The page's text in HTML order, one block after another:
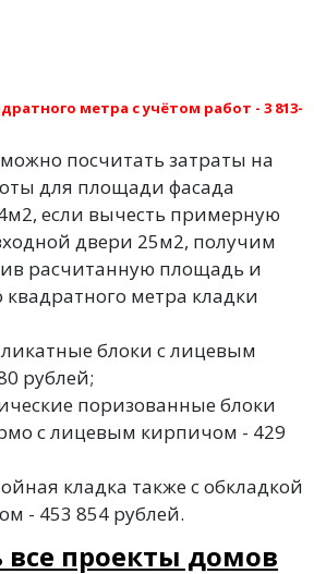
метра с учётом работ - 3 813-
посчитать затраты на
для площади фасада
если вычесть примерную
двери 25м2, получим
расчитанную площадь и
квадратного метра кладки
блоки с лицевым
рублей;
поризованные блоки
с лицевым кирпичом - 429
кладка также с обкладкой
- 453 854 рублей.
все проекты домов